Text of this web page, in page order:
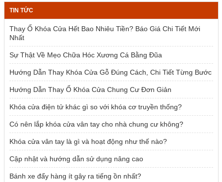
là:
tại
1.500.000 ₫.
TIN TỨC
Thay Ổ Khóa Cửa Hết Bao Nhiêu Tiền? Báo Giá Chi Tiết Mới
Nhất
Sự Thật Về Mẹo Chữa Hóc Xương Cá Bằng Đũa
Hướng Dẫn Thay Khóa Cửa Gỗ Đúng Cách, Chi Tiết Từng Bước
Hướng Dẫn Thay Ổ Khóa Cửa Chung Cư Đơn Giản
Khóa cửa điện tử khác gì so với khóa cơ truyền thống?
Có nên lắp khóa cửa vân tay cho nhà chung cư không?
Khóa cửa vân tay là gì và hoạt động như thế nào?
Cập nhật và hướng dẫn sử dụng nâng cao
Bánh xe đẩy hàng ít gây ra tiếng ồn nhất?